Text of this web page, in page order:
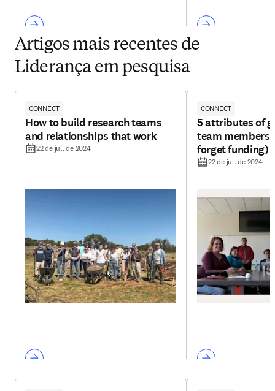
Artigos mais recentes de
Liderança em pesquisa
CONNECT
How to build research teams
and relationships that work
22 de jul. de 2024
CONNECT
5 attributes of
team members
forget funding)
22 de jul. de 2024